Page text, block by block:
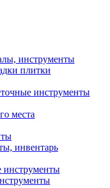
инструменты
плитки
инструменты
места
инвентарь
инструменты